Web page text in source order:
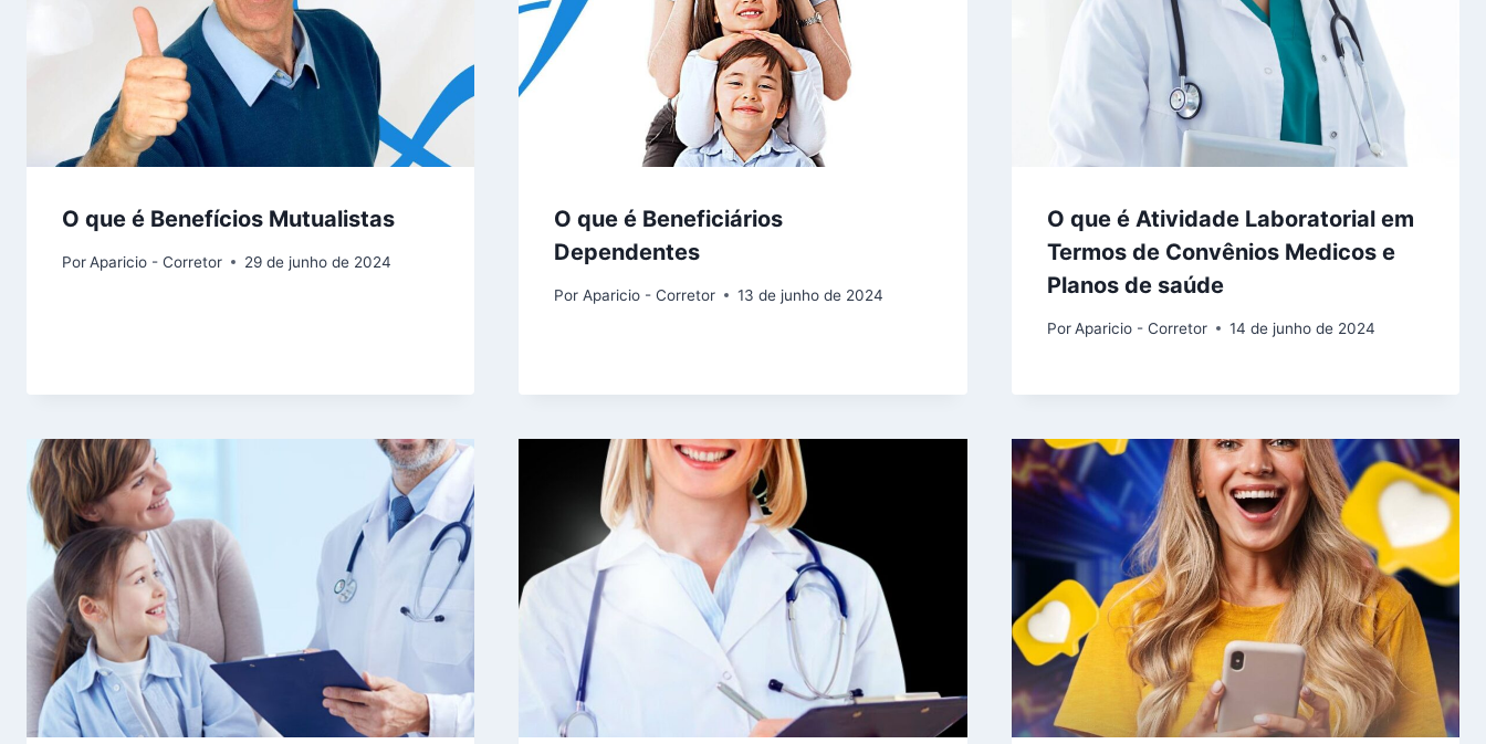
O que é Benefícios Mutualistas
PorAparicio - Corretor 29 de junho de 2024
O que é Beneficiários
Dependentes
Por Aparicio - Corretor 13 de junho de 2024
O que é Atividade Laboratorial em
Termos de Convênios Medicos e
Planos de saúde
Por Aparicio - Corretor 14 de junho de 2024